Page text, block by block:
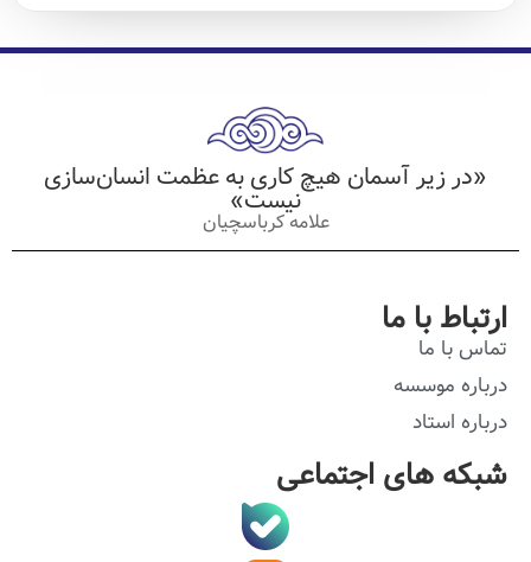
«در زیر آسمان هیچ کاری به عظمت انسان‌سازی
نیست»
علامه کرباسچیان
ارتباط با ما
تماس با ما
درباره موسسه
درباره استاد
شبکه های اجتماعی